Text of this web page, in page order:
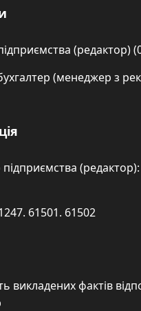
(редактор)
(менеджер з
61501. 61502
викладених фактів